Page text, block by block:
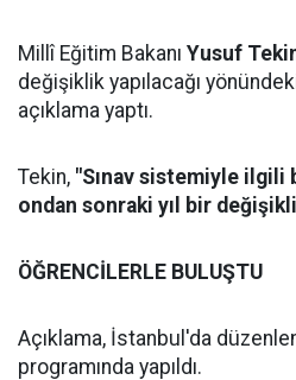
Millî Eğitim Bakanı Yusuf
değişiklik yapılacağı
açıklama yaptı.
Tekin, "Sınav sistemiyle ilgili
ondan sonraki yıl bir
ÖĞRENCİLERLE BULUŞTU
Açıklama, İstanbul'da
programında yapıldı.